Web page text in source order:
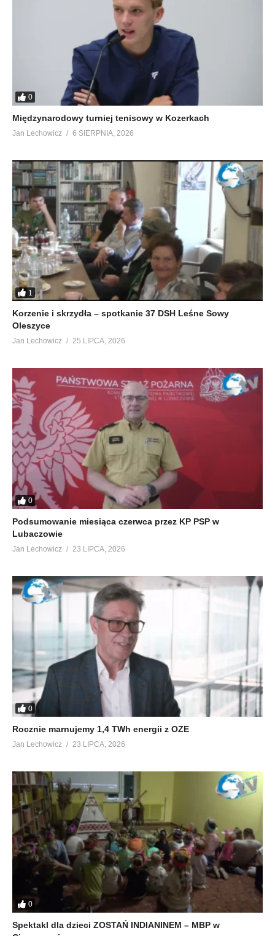
0
Międzynarodowy turniej tenisowy w Kozerkach
Jan Lechowicz 6 SIERPNIA, 2026
1
Korzenie i skrzydła – spotkanie 37 DSH Leśne Sowy
Oleszyce
Jan Lechowicz 25 LIPCA, 2026
0
Podsumowanie miesiąca czerwca przez KP PSP w
Lubaczowie
Jan Lechowicz 23 LIPCA, 2026
0
Rocznie marnujemy 1,4 TWh energii z OZE
Jan Lechowicz 23 LIPCA, 2026
0
Spektakl dla dzieci ZOSTAŃ INDIANINEM – MBP w